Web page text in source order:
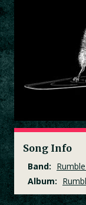
Song Info
Band:
Album: